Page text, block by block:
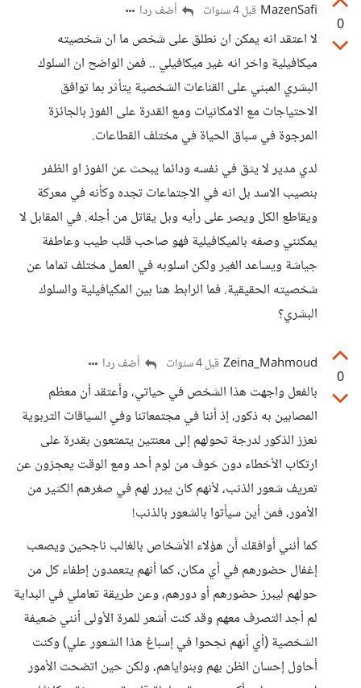
0
MazenSafi قبل 4 سنوات أضف ردا
لا اعتقد انه يمكن ان نطلق على شخص ما ان شخصيته
ميكافيلية واخر انه غير ميكافيلي .. فمن الواضح ان السلوك
البشري المبني على القناعات الشخصية يتأثر بما توافق
الاحتياجات مع الامكانيات ومع القدرة على الفوز بالجائزة
المرجوة في سباق الحياة في مختلف القطاعات.
لدي مدير لا يثق في نفسه ودائما يبحث عن الفوز او الظفر
بنصيب الاسد بل انه في الاجتماعات تجده وكأنه في معركة
ويقاطع الكل ويصر على رأيه وبل يقاتل من أجله. في المقابل لا
يمكنني وصفه بالميكافيلية فهو صاحب قلب طيب وعاطفة
جياشة ويساعد الغير ولكن اسلوبه في العمل مختلف تماما عن
شخصيته الحقيقية. فما الرابط هنا بين المكيافيلية والسلوك
البشري؟
0
Zeina_Mahmoud قبل 4 سنوات أضف ردا
بالفعل واجهت هذا الشخص في حياتي، وأعتقد أن معظم
المصابين به ذكور، إذ أننا في مجتمعاتنا وفي السياقات التربوية
نعزز الذكور لدرجة تحولهم إلى معنتين يتمتعون بقدرة على
ارتكاب الأخطاء دون خوف من لوم أحد ومع الوقت يعجزون عن
تعريف شعور الذنب، لأنهم كان يبرر لهم في صغرهم الكثير من
الأمور، فمن أين سيأتوا بالشعور بالذنب!
كما أنني أوافقك أن هؤلاء الأشخاص بالغالب ناجحين ويصعب
إغفال حضورهم في أي مكان، كما أنهم يتعمدون إطفاء كل من
حولهم ليبرز حضورهم أو دورهم، وعن طريقة تعاملي في البداية
لم أجد التصرف معهم وقد كنت أشعر للمرة الأولى أنني ضعيفة
الشخصية (أي أنهم نجحوا في إسباغ هذا الشعور علي) وكنت
أحاول إحسان الظن بهم وبنواياهم، ولكن حين اتضحت الأمور